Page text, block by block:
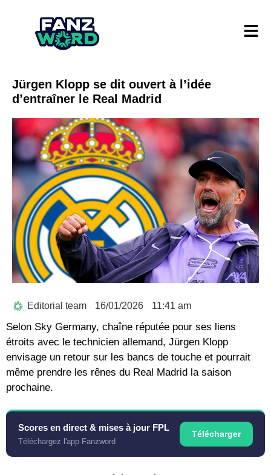
Jürgen Klopp se dit ouvert à l’idée
d’entraîner le Real Madrid
Editorial team 16/01/2026 11:41 am
Selon Sky Germany, chaîne réputée pour ses liens
étroits avec le technicien allemand, Jürgen Klopp
envisage un retour sur les bancs de touche et pourrait
même prendre les rênes du Real Madrid la saison
prochaine.
Scores en direct & mises à jour FPL
Téléchargez l'app Fanzword
Télécharger